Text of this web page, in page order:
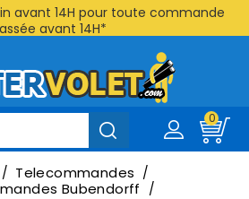
avant 14H pour toute commande
avant 14H*
0
Telecommandes
Bubendorff